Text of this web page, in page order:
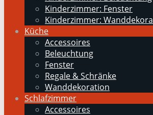
Kinderzimmer: Fenster
Kinderzimmer:
Küche
Accessoires
Beleuchtung
Fenster
Regale & Schränke
Wanddekoration
Schlafzimmer
Accessoires